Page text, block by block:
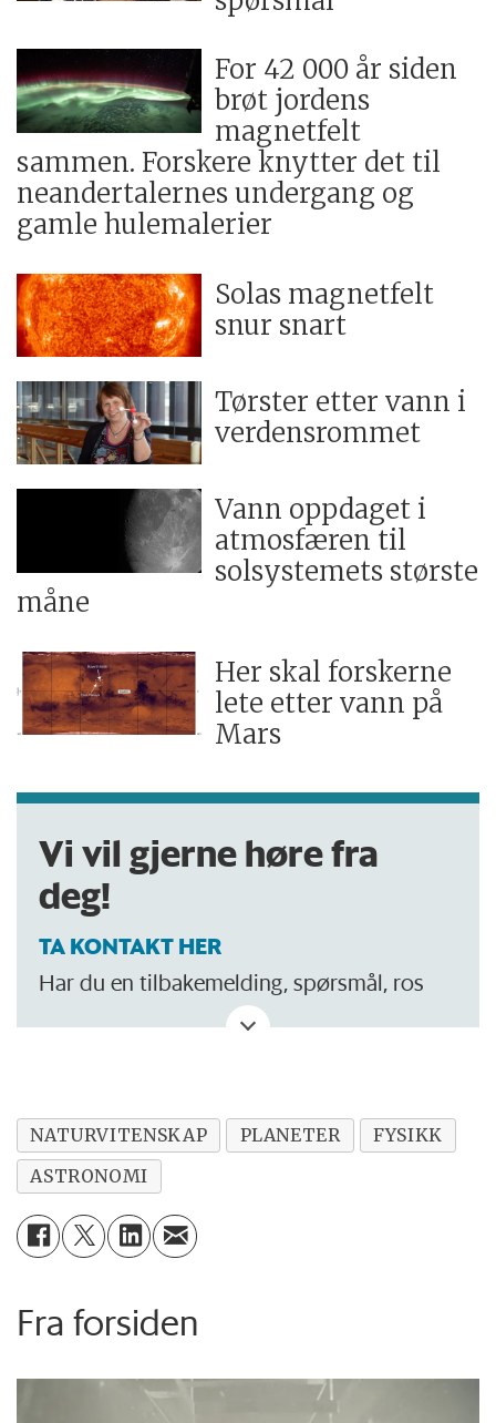
For 42 000 år siden
brøt jordens
magnetfelt
sammen. Forskere knytter det til
neandertalernes undergang og
gamle hulemalerier
Solas magnetfelt
snur snart
Tørster etter vann i
verdensrommet
Vann oppdaget i
atmosfæren til
solsystemets største
måne
Her skal forskerne
lete etter vann på
Mars
Vi vil gjerne høre fra
deg!
TA KONTAKT HER
Har du en tilbakemelding, spørsmål, ros
eller kritikk? Eller tips om noe vi bør skrive
NATURVITENSKAP PLANETER
FYSIKK
ASTRONOMI
Fra forsiden